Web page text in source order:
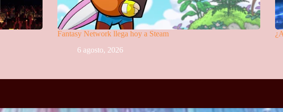
Fantasy Network llega hoy a Steam
6 agosto, 2026